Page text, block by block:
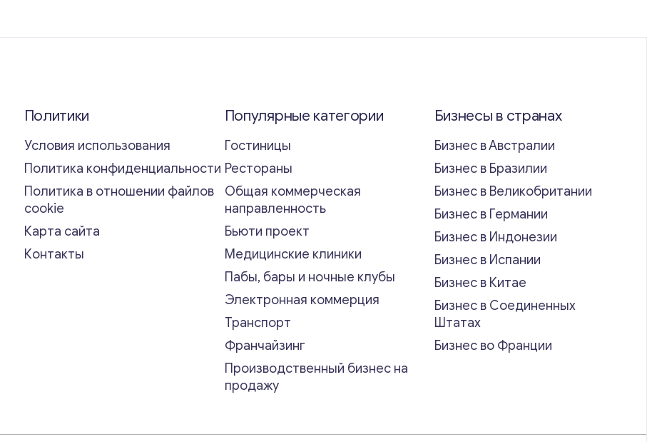
Политики
Условия использования
Политика конфиденциальности
Политика в отношении файлов
cookie
Карта сайта
Контакты
Популярные категории
Гостиницы
Рестораны
Общая коммерческая
направленность
Бьюти проект
Медицинские клиники
Пабы, бары и ночные клубы
Электронная коммерция
Транспорт
Франчайзинг
Производственный бизнес на
продажу
Бизнесы в странах
Бизнес в Австралии
Бизнес в Бразилии
Бизнес в Великобритании
Бизнес в Германии
Бизнес в Индонезии
Бизнес в Испании
Бизнес в Китае
Бизнес в Соединенных
Штатах
Бизнес во Франции